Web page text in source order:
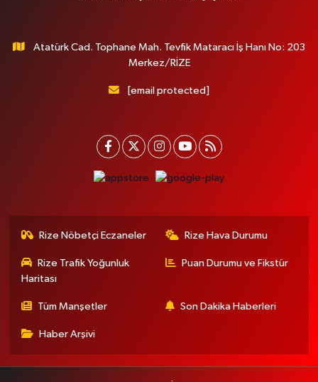
Atatürk Cad. Tophane Mah. Tevfik Mataracı İş Hanı No: 203
Merkez/RİZE
[email protected]
Rize Nöbetçi Eczaneler Rize Hava Durumu
Rize Trafik Yoğunluk
Haritası
Puan Durumu ve Fikstür
Tüm Manşetler Son Dakika Haberleri
Haber Arşivi